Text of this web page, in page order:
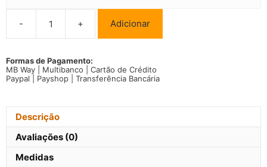
-
Quantidade
de
Imagine
Dragons
+ Adicionar
Formas de Pagamento:
MB Way | Multibanco | Cartão de Crédito
Paypal | Payshop | Transferência Bancária
Descrição
Avaliações (0)
Medidas